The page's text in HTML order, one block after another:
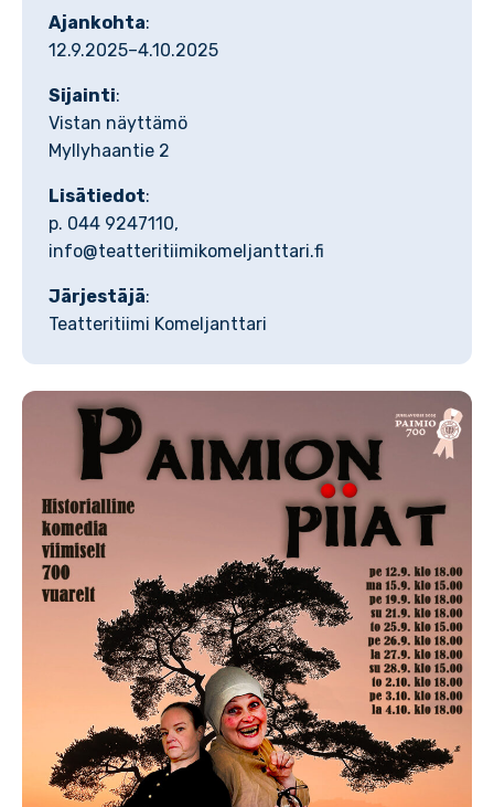
Ajankohta:
12.9.2025–4.10.2025
Sijainti:
Vistan näyttämö
Myllyhaantie 2
Lisätiedot:
p. 044 9247110,
info@teatteritiimikomeljanttari.fi
Järjestäjä:
Teatteritiimi Komeljanttari